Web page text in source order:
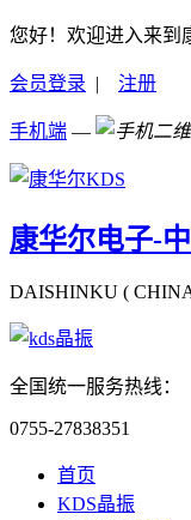
您好！欢迎进入来到
会员登录 | 注册
手机端 —
康华尔电子-
DAISHINKU (
全国统一服务热线：
0755-27838351
首页
KDS晶振